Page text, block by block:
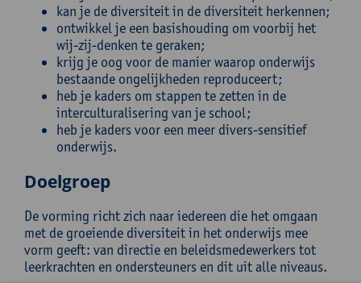
kan je de diversiteit in de diversiteit herkennen;
ontwikkel je een basishouding om voorbij het
wij-zij-denken te geraken;
krijg je oog voor de manier waarop onderwijs
bestaande ongelijkheden reproduceert;
heb je kaders om stappen te zetten in de
interculturalisering van je school;
heb je kaders voor een meer divers-sensitief
onderwijs.
Doelgroep
De vorming richt zich naar iedereen die het omgaan
met de groeiende diversiteit in het onderwijs mee
vorm geeft: van directie en beleidsmedewerkers tot
leerkrachten en ondersteuners en dit uit alle niveaus.